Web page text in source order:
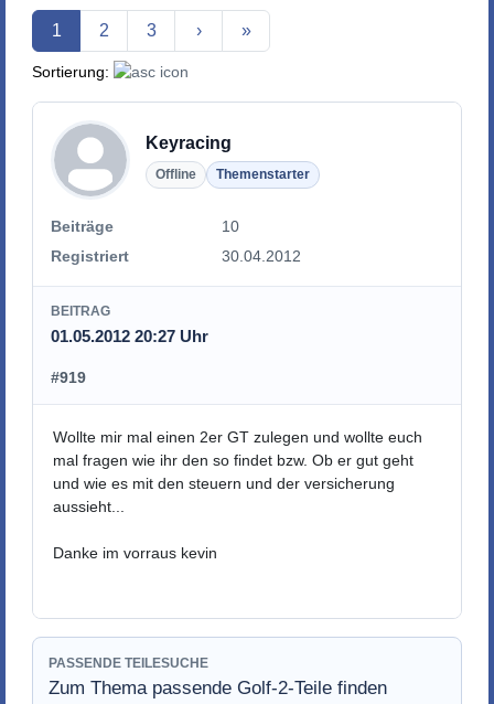
Aktuelle Seite
1 2 3 › »
Sortierung:
Keyracing
Offline Themenstarter
Beiträge
10
Registriert
30.04.2012
BEITRAG
01.05.2012 20:27 Uhr
#919
Wollte mir mal einen 2er GT zulegen und wollte euch
mal fragen wie ihr den so findet bzw. Ob er gut geht
und wie es mit den steuern und der versicherung
aussieht...
Danke im vorraus kevin
PASSENDE TEILESUCHE
Zum Thema passende Golf-2-Teile finden